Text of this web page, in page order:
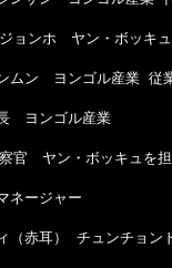
ンホ　ヤン・ボッキ
　ヨンゴル産業 従業
ンゴル産業
　ヤン・ボッキュを
ージャー
） チュンチョンド